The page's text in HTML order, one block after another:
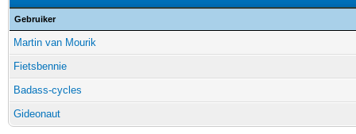
Gebruiker
Martin van Mourik
Fietsbennie
Badass-cycles
Gideonaut